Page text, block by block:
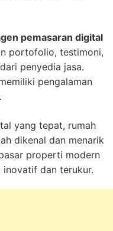
pemasaran digital
portofolio, testimoni,
penyedia jasa.
pengalaman
yang tepat, rumah
dikenal dan menarik
properti modern
inovatif dan terukur.